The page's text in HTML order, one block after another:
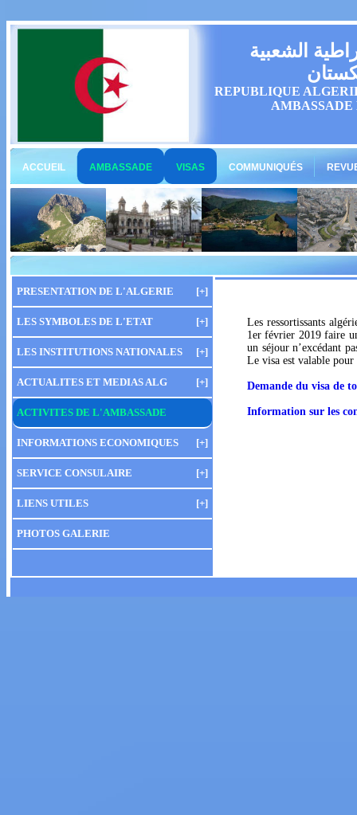
الشعبية
REPUBLIQUE
ACCUEIL AMBASSADE VISAS COMMUNIQUÉS
PRESENTATION DE L'ALGERIE [+]
LES SYMBOLES DE L'ETAT [+]
LES INSTITUTIONS NATIONALES [+]
ACTUALITES ET MEDIAS ALG [+]
ACTIVITES DE L'AMBASSADE
INFORMATIONS ECONOMIQUES [+]
SERVICE CONSULAIRE [+]
LIENS UTILES [+]
PHOTOS GALERIE
Les ressortissants
1er février 2019 faire
un séjour n’excédant
Le visa est valable pour
Demande du visa de
Information sur les